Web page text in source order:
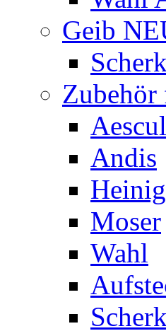
Geib
Zubehör
Andis
Moser
Wahl